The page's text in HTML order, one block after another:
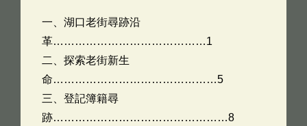
一、湖口老街尋跡沿
革……………………………………1
二、探索老街新生
命………………………………………5
三、登記簿籍尋
跡…………………………………………8